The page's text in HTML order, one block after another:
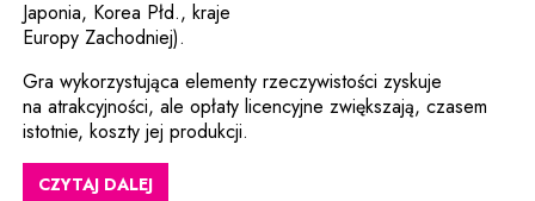
Japonia, Korea Płd., kraje
Europy Zachodniej).
Gra wykorzystująca elementy rzeczywistości zyskuje
na atrakcyjności, ale opłaty licencyjne zwiększają, czasem
istotnie, koszty jej produkcji.
CZYTAJ DALEJ